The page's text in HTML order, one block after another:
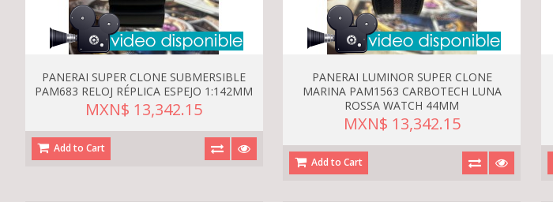
PANERAI SUPER CLONE SUBMERSIBLE
PAM683 RELOJ RÉPLICA ESPEJO 1:142MM
MXN$ 13,342.15
Add to Cart
PANERAI LUMINOR SUPER CLONE
MARINA PAM1563 CARBOTECH LUNA
ROSSA WATCH 44MM
MXN$ 13,342.15
Add to Cart